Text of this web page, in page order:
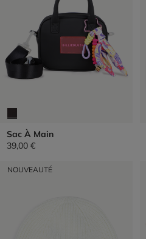
Sac À Main
39,00 €
NOUVEAUTÉ